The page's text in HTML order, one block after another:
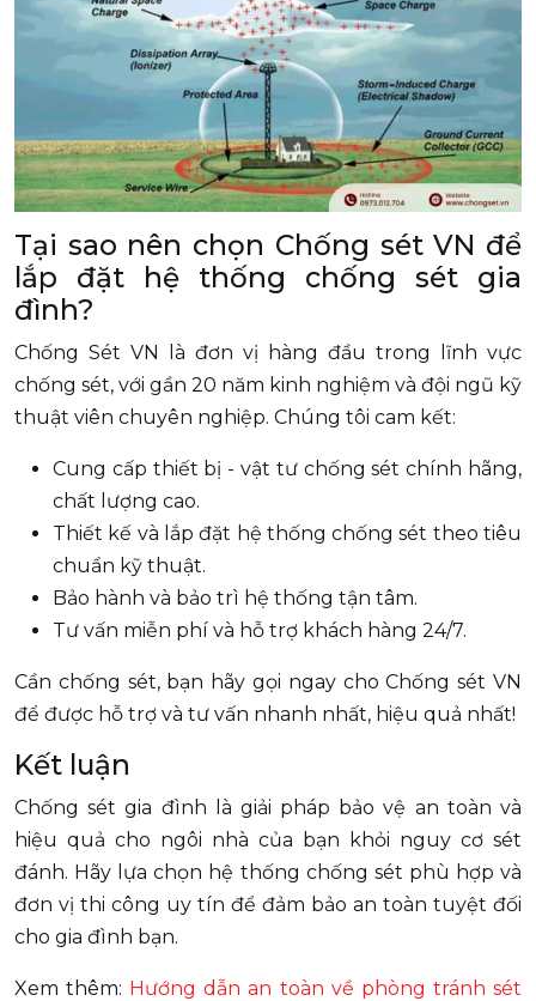
Tại sao nên chọn Chống sét VN để
lắp đặt hệ thống chống sét gia
đình?
Chống Sét VN là đơn vị hàng đầu trong lĩnh vực
chống sét, với gần 20 năm kinh nghiệm và đội ngũ kỹ
thuật viên chuyên nghiệp. Chúng tôi cam kết:
Cung cấp thiết bị - vật tư chống sét chính hãng,
chất lượng cao.
Thiết kế và lắp đặt hệ thống chống sét theo tiêu
chuẩn kỹ thuật.
Bảo hành và bảo trì hệ thống tận tâm.
Tư vấn miễn phí và hỗ trợ khách hàng 24/7.
Cần chống sét, bạn hãy gọi ngay cho Chống sét VN
để được hỗ trợ và tư vấn nhanh nhất, hiệu quả nhất!
Kết luận
Chống sét gia đình là giải pháp bảo vệ an toàn và
hiệu quả cho ngôi nhà của bạn khỏi nguy cơ sét
đánh. Hãy lựa chọn hệ thống chống sét phù hợp và
đơn vị thi công uy tín để đảm bảo an toàn tuyệt đối
cho gia đình bạn.
Xem thêm: Hướng dẫn an toàn về phòng tránh sét